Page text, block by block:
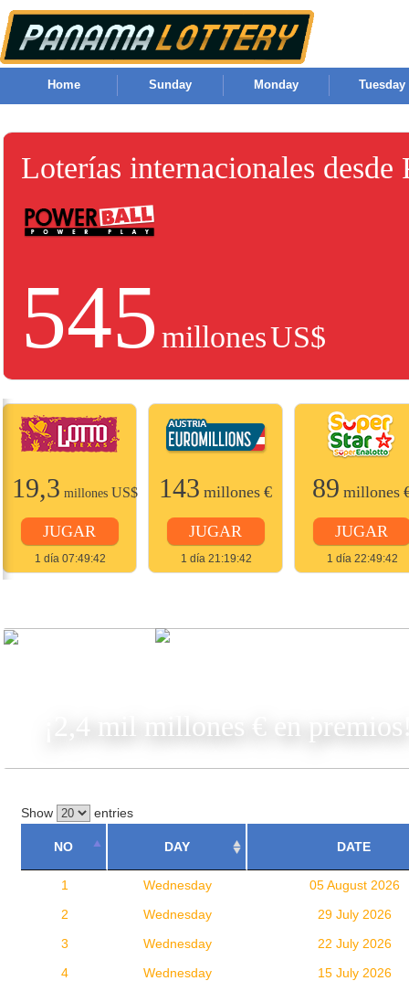
Home Sunday Monday Tuesday
Loterías internacionales desde
545 millonesUS$
19,3 millones US$
JUGAR
1 día 07:49:42
143 millones €
JUGAR
1 día 21:19:42
89 millones
JUGAR
1 día 22:49:42
¡2,4 mil millones € en
Show entries
NO DAY DATE
1 Wednesday
05 August 2026
2
Wednesday
29 July 2026
3
Wednesday
22 July 2026
4
Wednesday
15 July 2026